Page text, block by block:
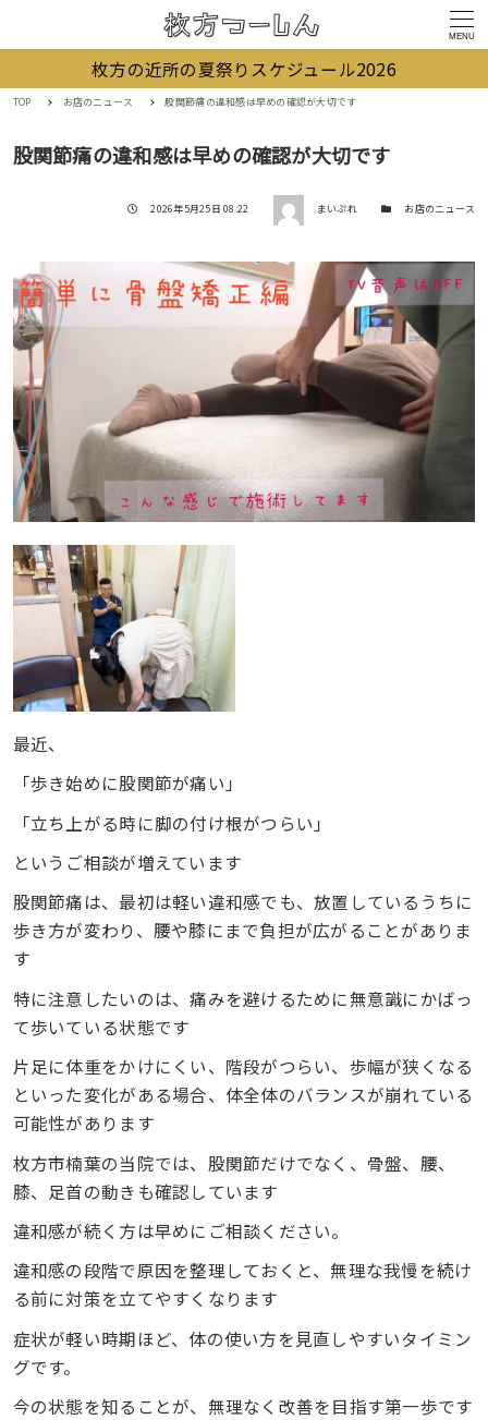
MENU
枚方の近所の夏祭りスケジュール2026
TOP お店のニュース 股関節痛の違和感は早めの確認が大切です
股関節痛の違和感は早めの確認が大切です
投稿日
2026年5月25日 08:22 著者 まいぷれ カテゴリーお店のニュース
最近、
「歩き始めに股関節が痛い」
「立ち上がる時に脚の付け根がつらい」
というご相談が増えています
股関節痛は、最初は軽い違和感でも、放置しているうちに
歩き方が変わり、腰や膝にまで負担が広がることがありま
す
特に注意したいのは、痛みを避けるために無意識にかばっ
て歩いている状態です
片足に体重をかけにくい、階段がつらい、歩幅が狭くなる
といった変化がある場合、体全体のバランスが崩れている
可能性があります
枚方市楠葉の当院では、股関節だけでなく、骨盤、腰、
膝、足首の動きも確認しています
違和感が続く方は早めにご相談ください。
違和感の段階で原因を整理しておくと、無理な我慢を続け
る前に対策を立てやすくなります
症状が軽い時期ほど、体の使い方を見直しやすいタイミン
グです。
今の状態を知ることが、無理なく改善を目指す第一歩です